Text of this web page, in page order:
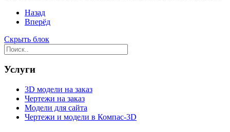
Назад
Вперёд
Скрыть блок
Услуги
3D модели на заказ
Чертежи на заказ
Модели для сайта
Чертежи и модели в Компас-3D